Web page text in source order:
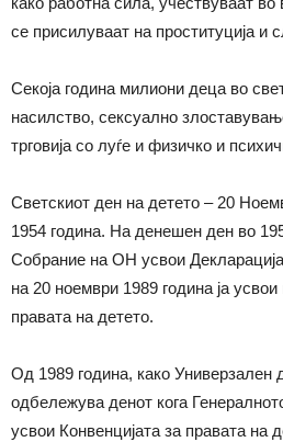
се присилуваат на проституција и
Секоја година милиони деца во
насилство, сексуално
трговија со луѓе и физичко и
Светскиот ден на детето – 20
1954 година. На денешен ден во
Собрание на ОН усвои
на 20 ноември 1989 година ја усвои
правата на детето.
Од 1989 година, како Универзален
одбележува денот кога
усвои Конвенцијата за правата на